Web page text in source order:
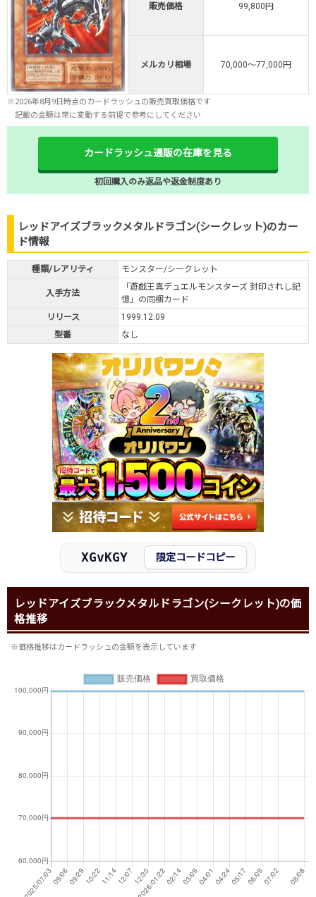
販売価格 99,800円
メルカリ相場 70,000～77,000円
※2026年8月9日時点のカードラッシュの販売買取価格です
記載の金額は常に変動する前提で参考にしてください
カードラッシュ通販の在庫を見る
初回購入のみ返品や返金制度あり
レッドアイズブラックメタルドラゴン(シークレット)のカー
ド情報
種類/レアリティ モンスター/シークレット
入手方法
「遊戯王真デュエルモンスターズ 封印されし記
憶」の同梱カード
リリース
1999.12.09
型番
なし
XGvKGY 限定コードコピー
レッドアイズブラックメタルドラゴン(シークレット)の価
格推移
※価格推移はカードラッシュの金額を表示しています